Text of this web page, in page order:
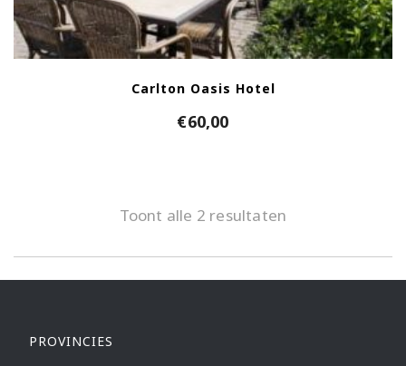
Carlton Oasis Hotel
€60,00
Toont alle 2 resultaten
PROVINCIES